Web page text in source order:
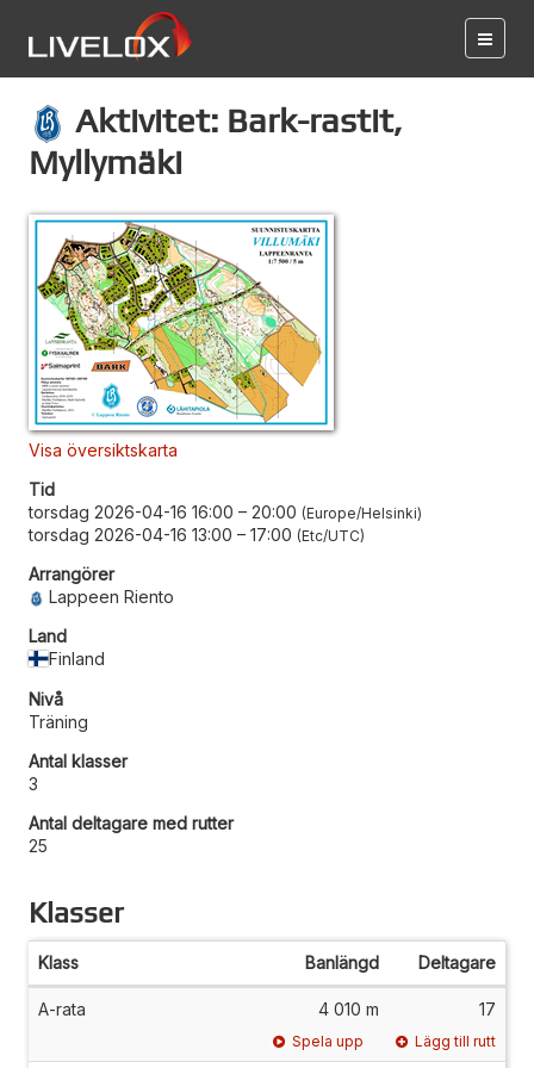
Aktivitet: Bark-rastit,
Myllymäki
Visa översiktskarta
Tid
torsdag 2026-04-16 16:00 – 20:00 Europe/Helsinki
torsdag 2026-04-16 13:00 – 17:00 Etc/UTC
Arrangörer
Lappeen Riento
Land
Finland
Nivå
Träning
Antal klasser
3
Antal deltagare med rutter
25
Klasser
Klass Banlängd Deltagare
A-rata 4 010 m 17
Spela upp Lägg till rutt